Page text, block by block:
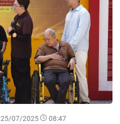
25/07/2025 08:47